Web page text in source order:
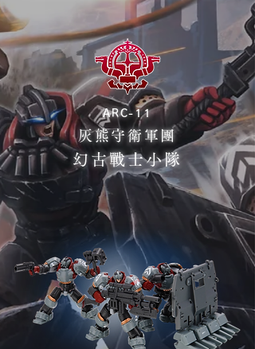
ARC-11
灰熊守衛軍團
幻古戰士小隊